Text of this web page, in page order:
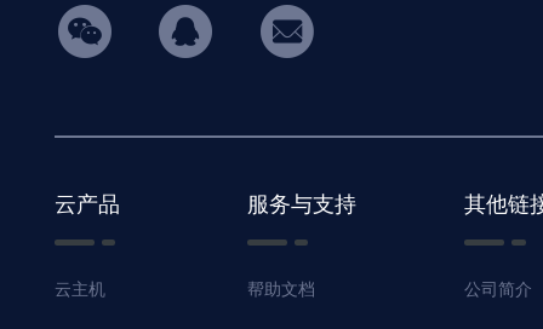
hicon34
云产品
云主机
服务与支持
帮助文档
其他链
公司简介